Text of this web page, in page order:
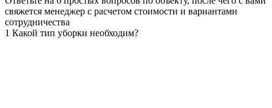
свяжется менеджер с расчетом стоимости и вариантами
сотрудничества
1 Какой тип уборки необходим?